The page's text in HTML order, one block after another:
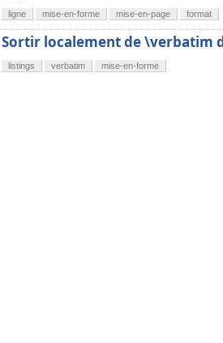
ligne mise-en-forme mise-en-page format
Sortir localement de \verbatim
listings verbatim mise-en-forme